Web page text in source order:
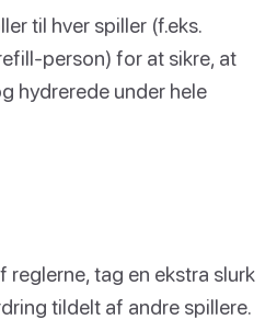
til hver spiller (f.eks.
person) for at sikre, at
hydrerede under hele
reglerne, tag en ekstra slurk
tildelt af andre spillere.